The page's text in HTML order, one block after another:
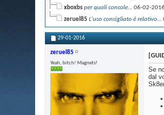
xboxbs per quali console... 06-02-
zeruel85 L'uso consigliato è relativo...
29-01-2016
zeruel85
Yeah, bitch! Magnets!
Se
dal